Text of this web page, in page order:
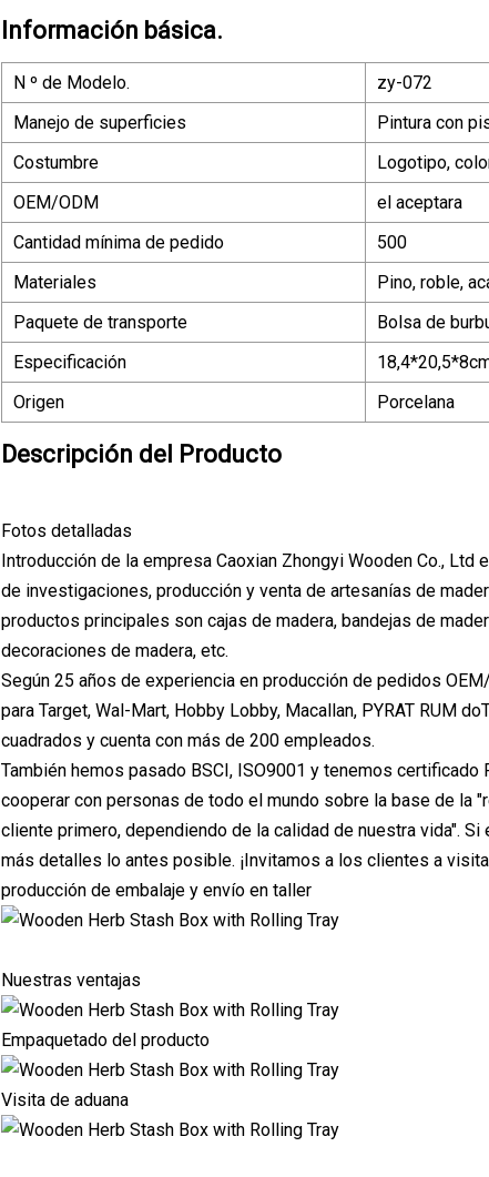
Información básica.
N º de Modelo.
zy-072
Manejo de superficies
Pintura con
Costumbre
Logotipo,
OEM/ODM
el aceptara
Cantidad mínima de pedido
500
Materiales
Pino, roble,
Paquete de transporte
Bolsa de
Especificación
Origen
Porcelana
Descripción del Producto
Fotos detalladas
Introducción de la empresa Caoxian Zhongyi Wooden Co.,
de investigaciones, producción y venta de artesanías de
productos principales son cajas de madera, bandejas de
decoraciones de madera, etc.
Según 25 años de experiencia en producción de pedidos
para Target, Wal-Mart, Hobby Lobby, Macallan, PYRAT RUM
cuadrados y cuenta con más de 200 empleados.
También hemos pasado BSCI, ISO9001 y tenemos
cooperar con personas de todo el mundo sobre la base de la
cliente primero, dependiendo de la calidad de nuestra vida".
más detalles lo antes posible. ¡Invitamos a los clientes a
producción de embalaje y envío en taller
Nuestras ventajas
Empaquetado del producto
Visita de aduana